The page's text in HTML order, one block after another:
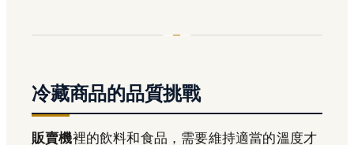
冷藏商品的品質挑戰
販賣機裡的飲料和食品，需要維持適當的溫度才